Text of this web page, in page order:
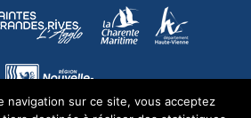
navigation sur ce site, vous acceptez